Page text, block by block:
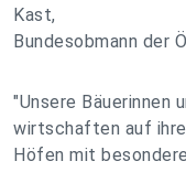
Kast,
Bundesobmann der
"Unsere Bäuerinnen
wirtschaften auf
Höfen mit